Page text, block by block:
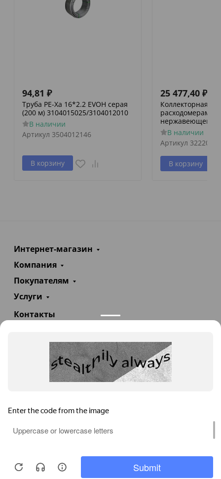
94,81 ₽
Труба PE-Xa 16*2.2 EVOH серая
(200 м) 3104015025/3104012010
В наличии
Артикул 3504012146
В корзину
25 477,40 ₽
Коллекторная
расходомерами
нержавеющей
В наличии
Артикул
В корзину
Интернет-магазин
Компания
Покупателям
Услуги
Контакты
info@teploexpert.com
Пн—Сб 09:00 – 18:00
TeploExpert.com © 2008 - 2026 Оборудование для
систем отопления, водоснабжения, канализации